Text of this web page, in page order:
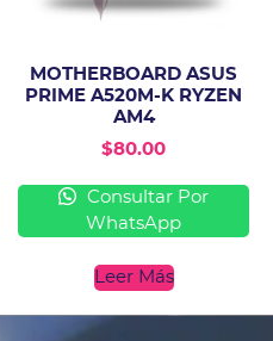
MOTHERBOARD ASUS
PRIME A520M-K RYZEN
AM4
$80.00
Consultar Por
WhatsApp
Leer Más